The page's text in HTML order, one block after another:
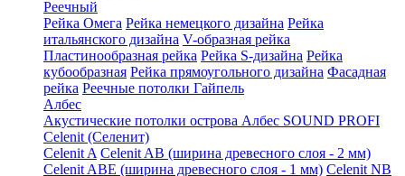
Реечный
Рейка Омега Рейка немецкого дизайна Рейка
итальянского дизайна V-образная рейка
Пластинообразная рейка Рейка S-дизайна Рейка
кубообразная Рейка прямоугольного дизайна Фасадная
рейка Реечные потолки Гайпель
Албес
Акустические потолки острова Албес SOUND PROFI
Celenit (Селенит)
Celenit A Celenit AB (ширина древесного слоя - 2 мм)
Celenit ABE (ширина древесного слоя - 1 мм) Celenit NB